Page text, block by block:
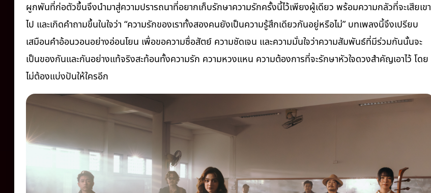
ผูกพันที่ก่อตัวขึ้นจึงนำมาสู่ความปรารถนาที่อยากเก็บรักษาความรักครั้งนี้ไว้เพียงผู้เดียว พร้อมความกลัวที่จะเสียเขา
ไป และเกิดคำถามขึ้นในใจว่า “ความรักของเราทั้งสองคนยังเป็นความรู้สึกเดียวกันอยู่หรือไม่” บทเพลงนี้จึงเปรียบ
เสมือนคำอ้อนวอนอย่างอ่อนโยน เพื่อขอความซื่อสัตย์ ความชัดเจน และความมั่นใจว่าความสัมพันธ์ที่มีร่วมกันนั้นจะ
เป็นของกันและกันอย่างแท้จริงสะท้อนทั้งความรัก ความหวงแหน ความต้องการที่จะรักษาหัวใจดวงสำคัญเอาไว้ โดย
ไม่ต้องแบ่งปันให้ใครอีก